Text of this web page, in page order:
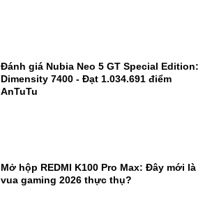
Đánh giá Nubia Neo 5 GT Special Edition:
Dimensity 7400 - Đạt 1.034.691 điểm
AnTuTu
Mở hộp REDMI K100 Pro Max: Đây mới là
vua gaming 2026 thực thụ?